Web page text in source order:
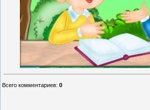
Всего комментариев: 0